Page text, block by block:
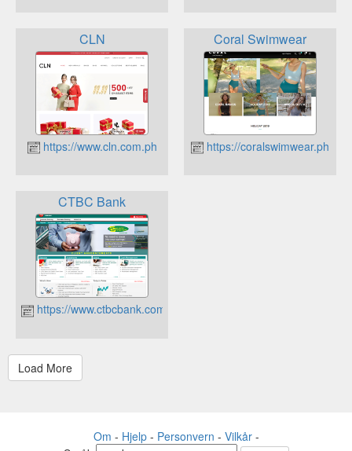
CLN
https://www.cln.com.ph
Coral Swimwear
https://coralswimwear.ph
CTBC Bank
https://www.ctbcbank.com.ph
Om - Hjelp- Personvern - Vilkår-